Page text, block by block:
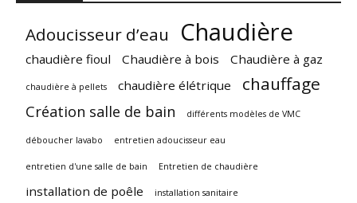
Adoucisseur d’eau Chaudière
chaudière fioul Chaudière à bois Chaudière à gaz
chaudière à pellets chaudière élétrique chauffage
Création salle de bain différents modèles de VMC
déboucher lavabo entretien adoucisseur eau
entretien d'une salle de bain Entretien de chaudière
installation de poêle installation sanitaire